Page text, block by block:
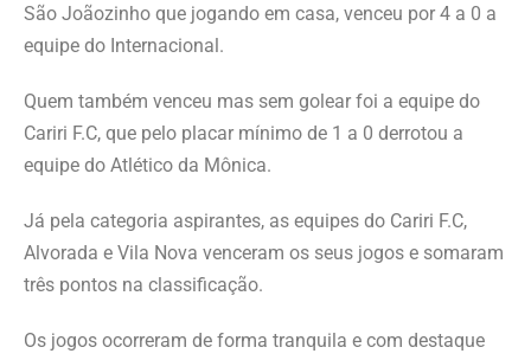
São Joãozinho que jogando em casa, venceu por 4 a 0 a
equipe do Internacional.
Quem também venceu mas sem golear foi a equipe do
Cariri F.C, que pelo placar mínimo de 1 a 0 derrotou a
equipe do Atlético da Mônica.
Já pela categoria aspirantes, as equipes do Cariri F.C,
Alvorada e Vila Nova venceram os seus jogos e somaram
três pontos na classificação.
Os jogos ocorreram de forma tranquila e com destaque